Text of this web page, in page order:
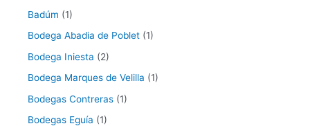
Badúm (1)
Bodega Abadia de Poblet (1)
Bodega Iniesta (2)
Bodega Marques de Velilla (1)
Bodegas Contreras (1)
Bodegas Eguía (1)